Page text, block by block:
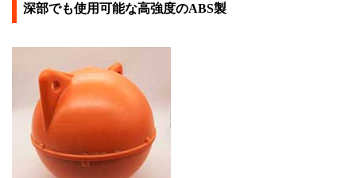
深部でも使用可能な高強度のABS製